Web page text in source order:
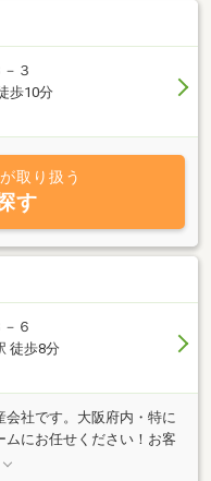
けます。河内長野市にお
３
歩10分
取り扱う
す
６
徒歩8分
社です。大阪府内・特に
にお任せください！お客
しします。不動産のこと